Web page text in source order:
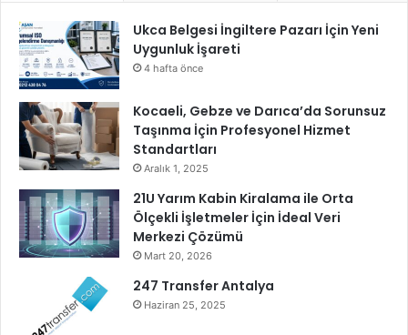
d
u
Ukca Belgesi İngiltere Pazarı İçin Yeni
Uygunluk İşareti
4 hafta önce
Kocaeli, Gebze ve Darıca’da Sorunsuz
Taşınma İçin Profesyonel Hizmet
Standartları
Aralık 1, 2025
21U Yarım Kabin Kiralama ile Orta
Ölçekli İşletmeler İçin İdeal Veri
Merkezi Çözümü
Mart 20, 2026
247 Transfer Antalya
Haziran 25, 2025